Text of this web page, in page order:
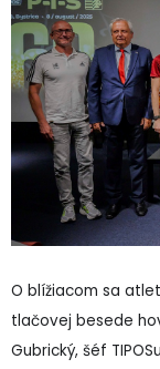
O blížiacom sa
tlačovej besede
Gubrický, šéf